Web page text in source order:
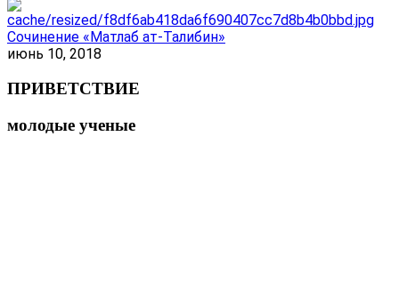
Сочинение «Матлаб ат-Талибин»
июнь 10, 2018
ПРИВЕТСТВИЕ
молодые ученые